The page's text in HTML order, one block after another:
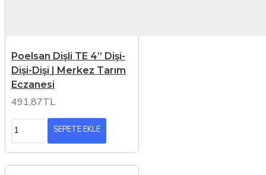
Poelsan Dişli TE 4” Dişi-
Dişi-Dişi | Merkez Tarım
Eczanesi
491,87TL
SEPETE EKLE